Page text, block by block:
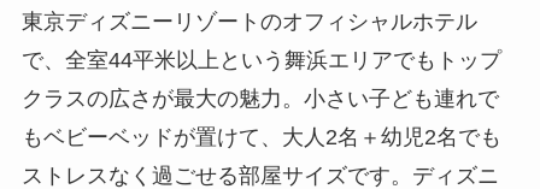
東京ディズニーリゾートのオフィシャルホテル
で、全室44平米以上という舞浜エリアでもトップ
クラスの広さが最大の魅力。小さい子ども連れで
もベビーベッドが置けて、大人2名＋幼児2名でも
ストレスなく過ごせる部屋サイズです。ディズニ